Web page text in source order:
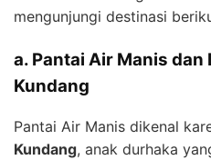
mengunjungi destinasi
a. Pantai Air Manis dan
Kundang
Pantai Air Manis dikenal
Kundang, anak durhaka